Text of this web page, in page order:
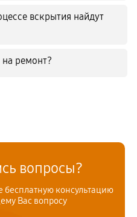
вскрытия найдут
ремонт?
вопросы?
бесплатную консультацию
Вас вопросу